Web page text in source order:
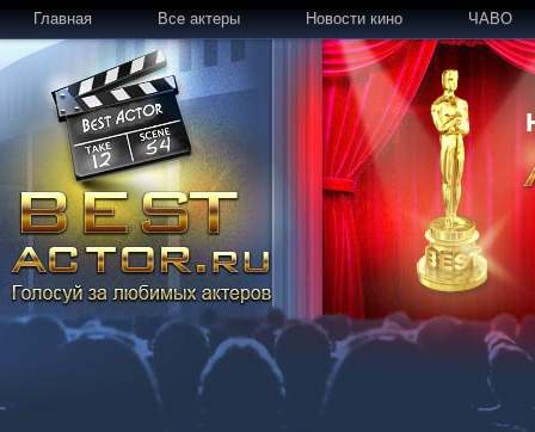
Главная Все актеры Новости кино ЧАВО